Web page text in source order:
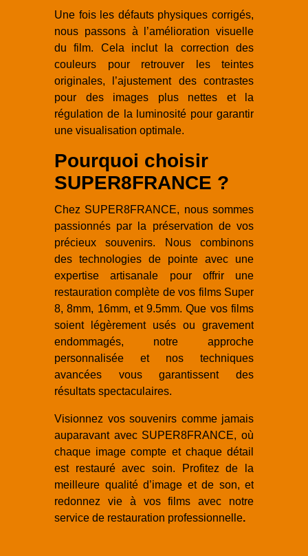
Une fois les défauts physiques corrigés,
nous passons à l’amélioration visuelle
du film. Cela inclut la correction des
couleurs pour retrouver les teintes
originales, l’ajustement des contrastes
pour des images plus nettes et la
régulation de la luminosité pour garantir
une visualisation optimale.
Pourquoi choisir
SUPER8FRANCE ?
Chez SUPER8FRANCE, nous sommes
passionnés par la préservation de vos
précieux souvenirs. Nous combinons
des technologies de pointe avec une
expertise artisanale pour offrir une
restauration complète de vos films Super
8, 8mm, 16mm, et 9.5mm. Que vos films
soient légèrement usés ou gravement
endommagés, notre approche
personnalisée et nos techniques
avancées vous garantissent des
résultats spectaculaires.
Visionnez vos souvenirs comme jamais
auparavant avec SUPER8FRANCE, où
chaque image compte et chaque détail
est restauré avec soin. Profitez de la
meilleure qualité d’image et de son, et
redonnez vie à vos films avec notre
service de restauration professionnelle.